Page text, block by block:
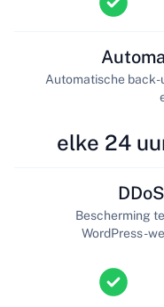
elke 24
Automatische back-
Bescherming
WordPress-